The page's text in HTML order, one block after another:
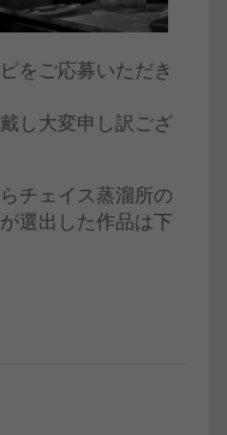
をご応募いただき
し大変申し訳ござ
チェイス蒸溜所の
選出した作品は下